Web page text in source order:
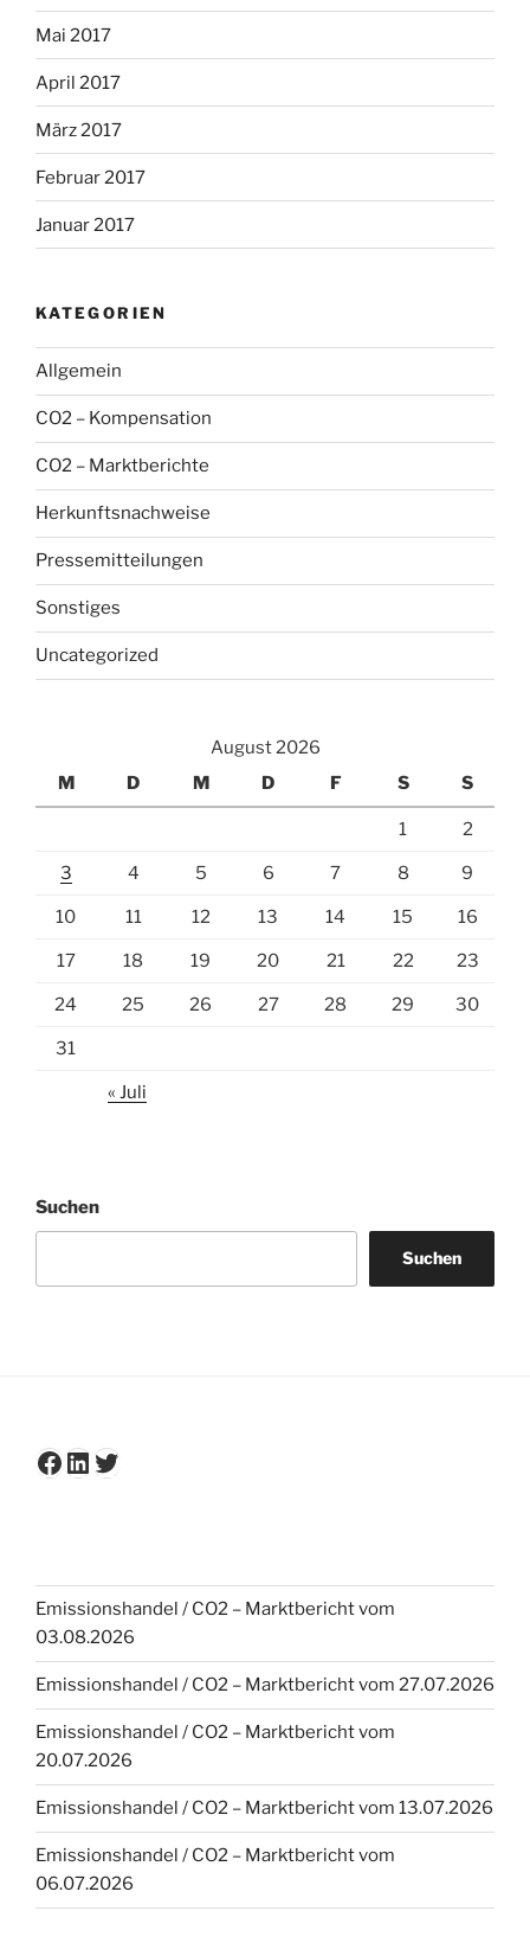
Mai 2017
April 2017
März 2017
Februar 2017
Januar 2017
KATEGORIEN
Allgemein
CO2 – Kompensation
CO2 – Marktberichte
Herkunftsnachweise
Pressemitteilungen
Sonstiges
Uncategorized
August 2026
M
D M D F S S
1 2
3 4 5 6 7 8 9
10 11 12 13 14 15 16
17 18 19 20 21 22 23
24 25 26 27 28 29 30
31
« Juli
Suchen
Suchen
Facebook
LinkedIn
Twitter
Emissionshandel / CO2 – Marktbericht vom
03.08.2026
Emissionshandel / CO2 – Marktbericht vom 27.07.2026
Emissionshandel / CO2 – Marktbericht vom
20.07.2026
Emissionshandel / CO2 – Marktbericht vom 13.07.2026
Emissionshandel / CO2 – Marktbericht vom
06.07.2026